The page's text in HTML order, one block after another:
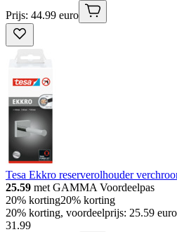
Prijs: 44.99 euro
Tesa Ekkro reserverolhouder
25.59 met GAMMA Voordeelpas
20% korting20% korting
20% korting, voordeelprijs: 25.59
31 .99